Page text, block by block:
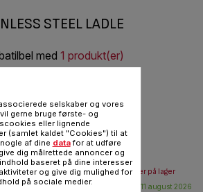
STEEL LADLE
med 1 produkt(er)
86,00 DKK
Send mail når varen er på lager
Forventes tilgængelig: 11 august 2026
selskaber og vores
vil gerne bruge første- og
eller lignende
(samlet kaldet "Cookies") til at
af dine datafor at udføre
dig målrettede annoncer og
baseret på dine interesser
og give dig mulighed for
på sociale medier.